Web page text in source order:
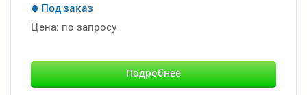
Под заказ
Цена: по запросу
Подробнее